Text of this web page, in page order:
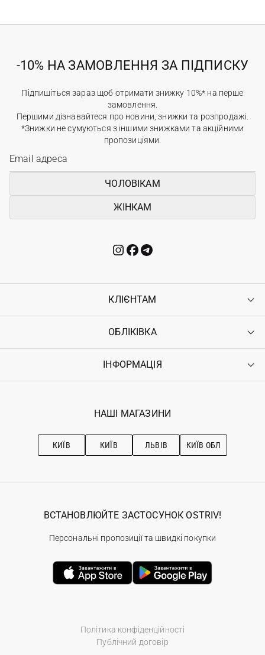
-10% НА ЗАМОВЛЕННЯ ЗА ПІДПИСКУ
Підпишіться зараз щоб отримати знижку 10%* на перше
замовлення.
Першими дізнавайтеся про новини, знижки та розпродажі.
*Знижки не сумуються з іншими знижками та акційними
пропозиціями.
ЧОЛОВІКАМ
ЖІНКАМ
КЛІЄНТАМ
Контакти
Повернення
Гарантія
ОБЛІКІВКА
Увійти
Ostriv Club+
ІНФОРМАЦІЯ
Наші магазини
Рекомендації з догляду
НАШІ МАГАЗИНИ
КИЇВ КИЇВ ЛЬВІВ КИЇВ ОБЛ
Політика конфіденційності
Публічний договір
ВСТАНОВЛЮЙТЕ ЗАСТОСУНОК OSTRIV!
Персональні пропозиції та швидкі покупки